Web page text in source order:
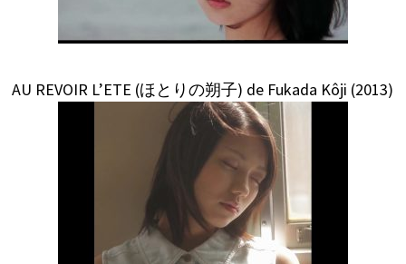
AU REVOIR L’ETE (ほとりの朔子) de Fukada Kôji (2013)